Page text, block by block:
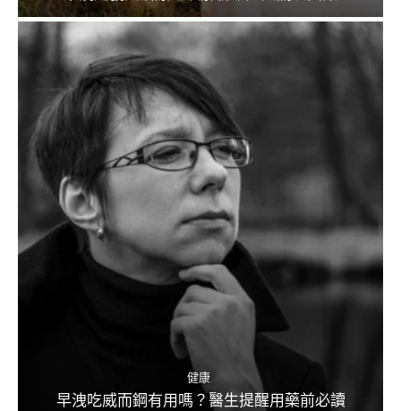
健康
早洩吃威而鋼有用嗎？醫生提醒用藥前必讀